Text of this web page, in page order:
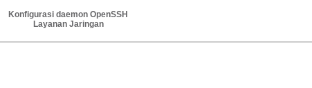
Konfigurasi daemon OpenSSH
Layanan Jaringan